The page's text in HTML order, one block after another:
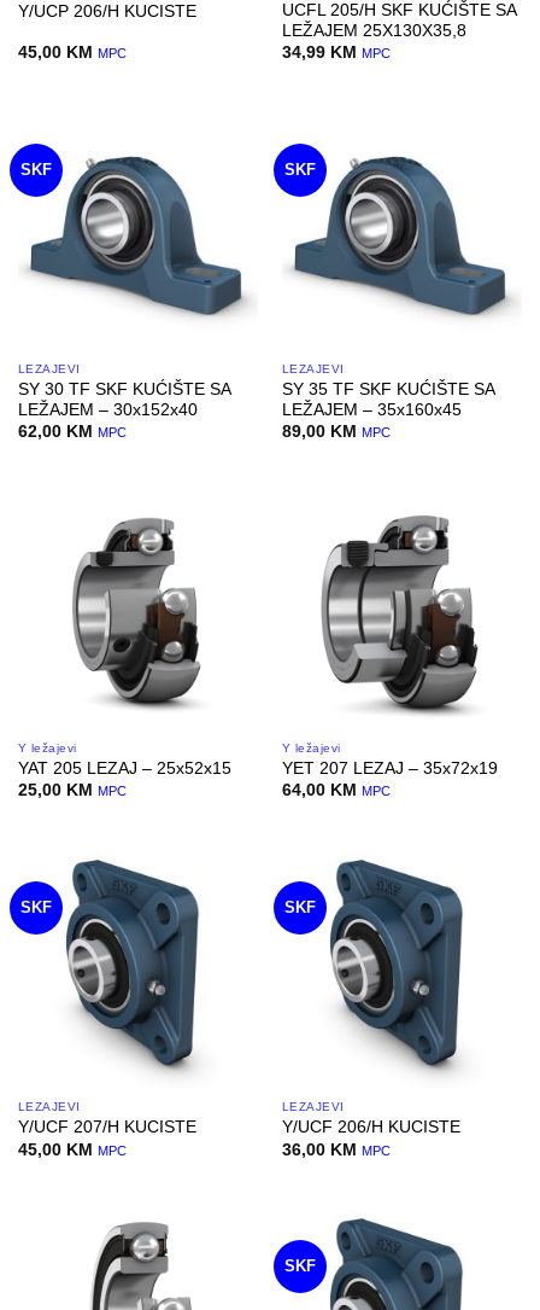
Y/UCP 206/H KUCISTE
45,00 KM MPC
UCFL 205/H SKF KUĆIŠTE SA
LEŽAJEM 25X130X35,8
34,99 KM MPC
SKF
LEŽAJEVI
SY 30 TF SKF KUĆIŠTE SA
LEŽAJEM – 30x152x40
62,00 KM MPC
SKF
LEŽAJEVI
SY 35 TF SKF KUĆIŠTE SA
LEŽAJEM – 35x160x45
89,00 KM MPC
Y ležajevi
YAT 205 LEZAJ – 25x52x15
25,00 KM MPC
Y ležajevi
YET 207 LEZAJ – 35x72x19
64,00 KM MPC
SKF
LEŽAJEVI
Y/UCF 207/H KUCISTE
45,00 KM MPC
SKF
LEŽAJEVI
Y/UCF 206/H KUCISTE
36,00 KM MPC
SKF